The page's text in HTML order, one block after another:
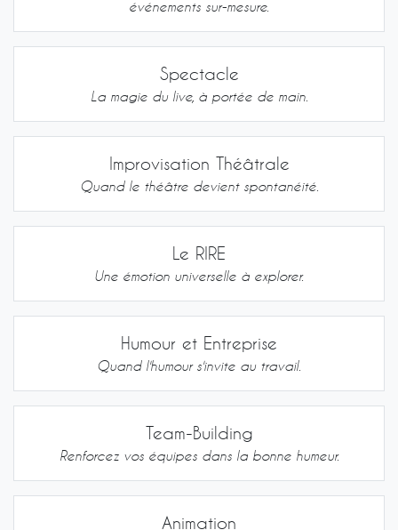
événements sur-mesure.
Spectacle
La magie du live, à portée de main.
Improvisation Théâtrale
Quand le théâtre devient spontanéité.
Le RIRE
Une émotion universelle à explorer.
Humour et Entreprise
Quand l'humour s'invite au travail.
Team-Building
Renforcez vos équipes dans la bonne humeur.
Animation